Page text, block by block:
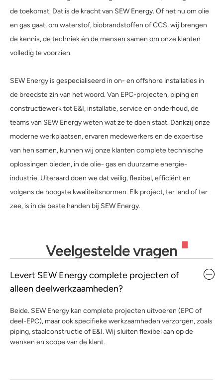
de toekomst. Dat is de kracht van SEW Energy. Of het nu om olie
en gas gaat, om waterstof, biobrandstoffen of CCS, wij brengen
de kennis, de techniek én de mensen samen om onze klanten
volledig te voorzien.
SEW Energy is gespecialiseerd in on- en offshore installaties in
de breedste zin van het woord. Van EPC-projecten, piping en
constructiewerk tot E&I, installatie, service en onderhoud, de
teams van SEW Energy weten wat ze te doen staat. Dankzij onze
moderne werkplaatsen, ervaren medewerkers en de expertise
van hen samen, kunnen wij onze klanten complete technische
oplossingen bieden, in de olie- gas en duurzame energie-
industrie. Uiteraard doen we dat veilig, flexibel, efficiënt en
volgens de hoogste kwaliteitsnormen. Elk project, ter land of ter
zee, is in de beste handen bij SEW Energy.
Veelgestelde vragen
Levert SEW Energy complete projecten of
alleen deelwerkzaamheden?
Beide. SEW Energy kan complete projecten uitvoeren (EPC of
deel-EPC), maar ook specifieke werkzaamheden verzorgen, zoals
piping, staalconstructie of E&I. Wij sluiten flexibel aan op de
wensen en scope van de klant.